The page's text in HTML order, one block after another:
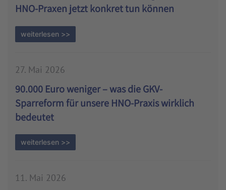
HNO-Praxen jetzt konkret tun können
weiterlesen >>
27. Mai 2026
90.000 Euro weniger – was die GKV-
Sparreform für unsere HNO-Praxis wirklich
bedeutet
weiterlesen >>
11. Mai 2026